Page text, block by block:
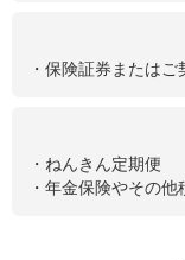
・保険証券または
・ねんきん定期便
・年金保険やその